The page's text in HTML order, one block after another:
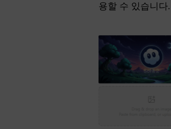
용할 수 있습니다.